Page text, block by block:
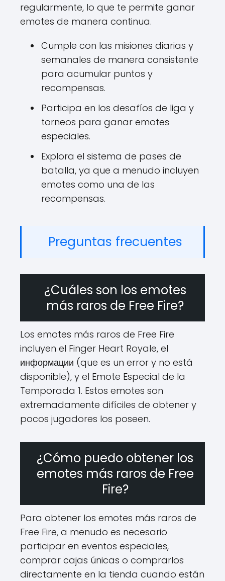
regularmente, lo que te permite ganar
emotes de manera continua.
Cumple con las misiones diarias y
semanales de manera consistente
para acumular puntos y
recompensas.
Participa en los desafíos de liga y
torneos para ganar emotes
especiales.
Explora el sistema de pases de
batalla, ya que a menudo incluyen
emotes como una de las
recompensas.
Preguntas frecuentes
¿Cuáles son los emotes
más raros de Free Fire?
Los emotes más raros de Free Fire
incluyen el Finger Heart Royale, el
информации (que es un error y no está
disponible), y el Emote Especial de la
Temporada 1. Estos emotes son
extremadamente difíciles de obtener y
pocos jugadores los poseen.
¿Cómo puedo obtener los
emotes más raros de Free
Fire?
Para obtener los emotes más raros de
Free Fire, a menudo es necesario
participar en eventos especiales,
comprar cajas únicas o comprarlos
directamente en la tienda cuando están